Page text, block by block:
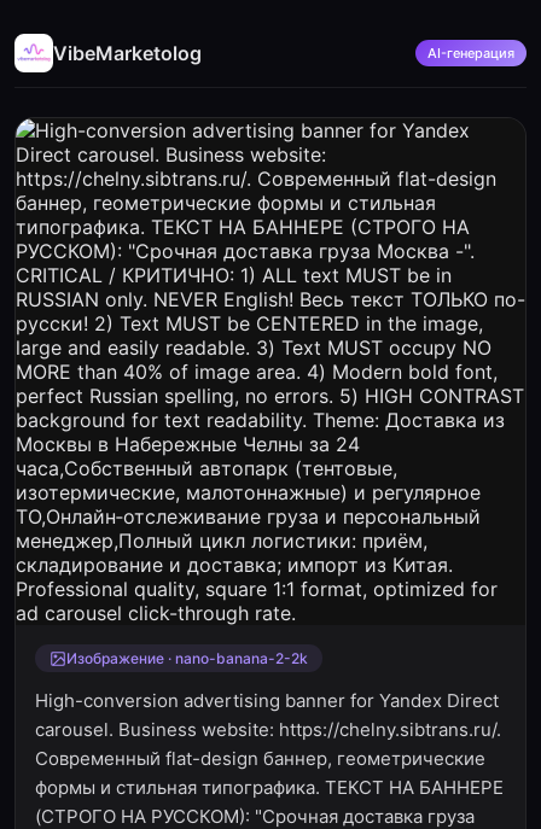
VibeMarketolog AI-генерация
Изображение · nano-banana-2-2k
High-conversion advertising banner for Yandex Direct
carousel. Business website: https://chelny.sibtrans.ru/.
Современный flat-design баннер, геометрические
формы и стильная типографика. ТЕКСТ НА БАННЕРЕ
(СТРОГО НА РУССКОМ): "Срочная доставка груза